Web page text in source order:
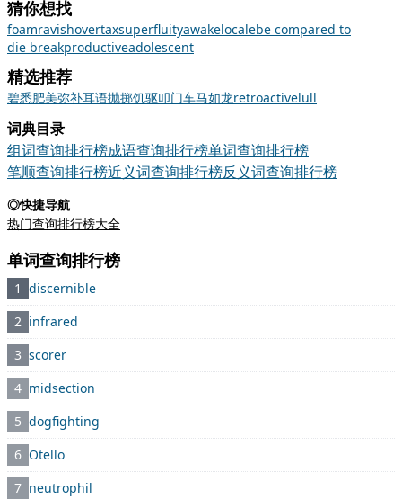
猜你想找
foamravishovertaxsuperfluityawakelocalebe compared to
die breakproductiveadolescent
精选推荐
碧悉肥美弥补耳语抛掷饥驱叩门车马如龙retroactivelull
词典目录
组词查询排行榜成语查询排行榜单词查询排行榜
笔顺查询排行榜近义词查询排行榜反义词查询排行榜
◎快捷导航
热门查询排行榜大全
单词查询排行榜
1 discernible
2 infrared
3 scorer
4 midsection
5 dogfighting
6 Otello
7 neutrophil